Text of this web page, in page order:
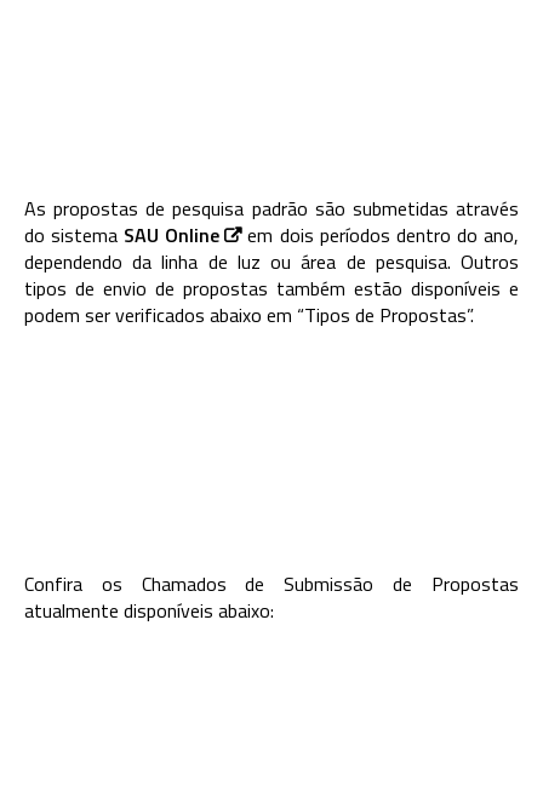
As propostas de pesquisa padrão são submetidas através
do sistema SAU Online
em dois períodos dentro do ano,
dependendo da linha de luz ou área de pesquisa. Outros
tipos de envio de propostas também estão disponíveis e
podem ser verificados abaixo em “Tipos de Propostas”.
Confira os Chamados de Submissão de Propostas
atualmente disponíveis abaixo: